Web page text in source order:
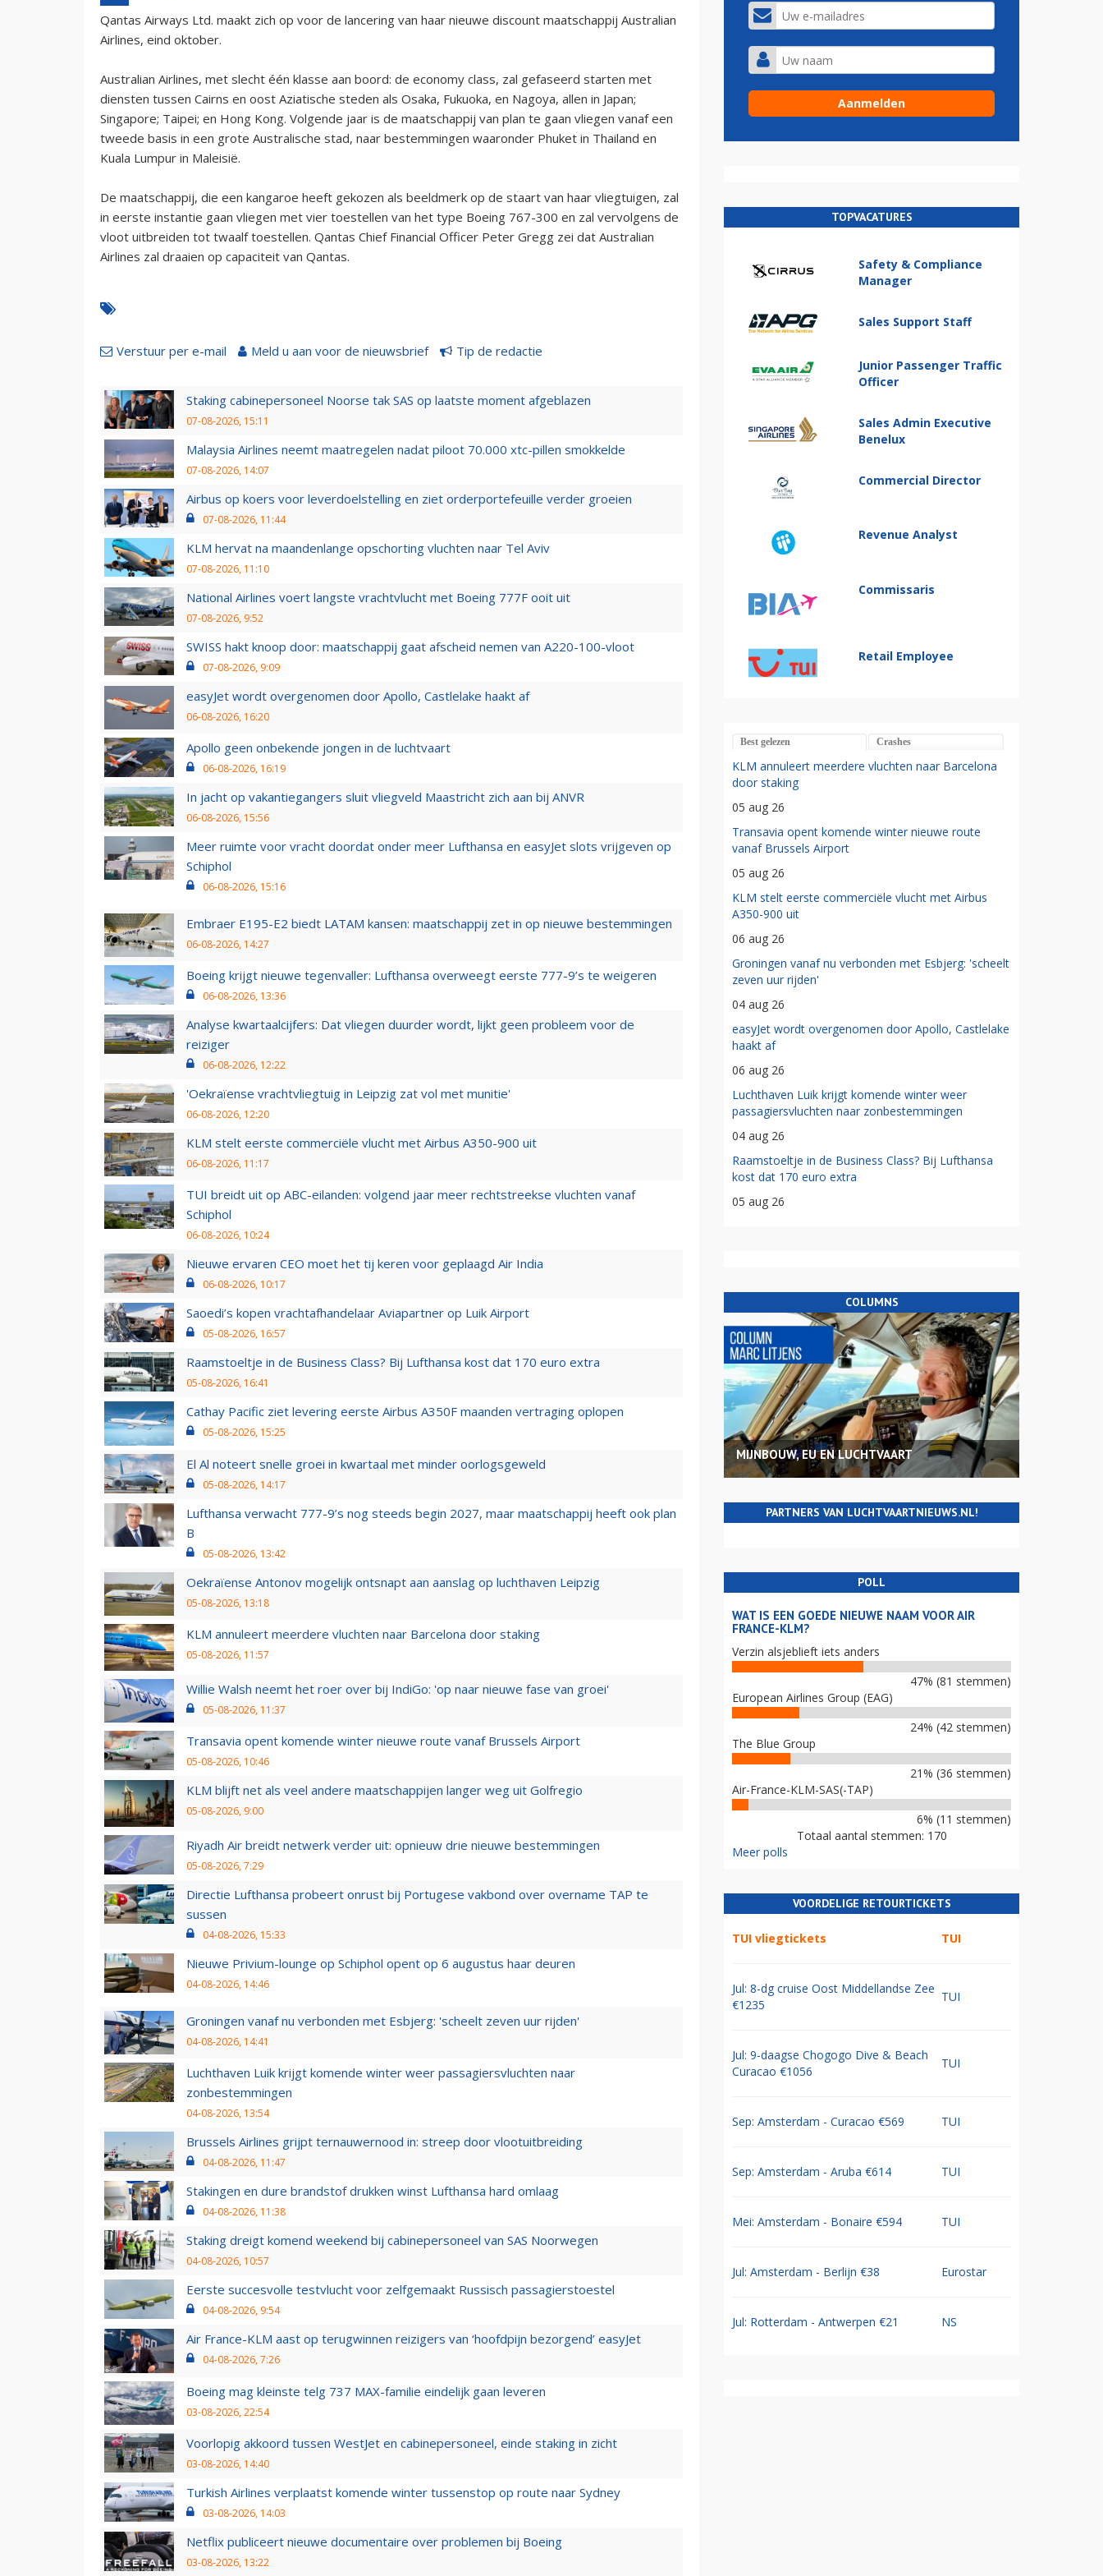
Qantas Airways Ltd. maakt zich op voor de lancering van haar nieuwe discount maatschappij Australian
Airlines, eind oktober.
Australian Airlines, met slecht één klasse aan boord: de economy class, zal gefaseerd starten met
diensten tussen Cairns en oost Aziatische steden als Osaka, Fukuoka, en Nagoya, allen in Japan;
Singapore; Taipei; en Hong Kong. Volgende jaar is de maatschappij van plan te gaan vliegen vanaf een
tweede basis in een grote Australische stad, naar bestemmingen waaronder Phuket in Thailand en
Kuala Lumpur in Maleisië.
De maatschappij, die een kangaroe heeft gekozen als beeldmerk op de staart van haar vliegtuigen, zal
in eerste instantie gaan vliegen met vier toestellen van het type Boeing 767-300 en zal vervolgens de
vloot uitbreiden tot twaalf toestellen. Qantas Chief Financial Officer Peter Gregg zei dat Australian
Airlines zal draaien op capaciteit van Qantas.
Verstuur per e-mail Meld u aan voor de nieuwsbrief Tip de redactie
Staking cabinepersoneel Noorse tak SAS op laatste moment afgeblazen
07-08-2026, 15:11
Malaysia Airlines neemt maatregelen nadat piloot 70.000 xtc-pillen smokkelde
07-08-2026, 14:07
Airbus op koers voor leverdoelstelling en ziet orderportefeuille verder groeien
07-08-2026, 11:44
KLM hervat na maandenlange opschorting vluchten naar Tel Aviv
07-08-2026, 11:10
National Airlines voert langste vrachtvlucht met Boeing 777F ooit uit
07-08-2026, 9:52
SWISS hakt knoop door: maatschappij gaat afscheid nemen van A220-100-vloot
07-08-2026, 9:09
easyJet wordt overgenomen door Apollo, Castlelake haakt af
06-08-2026, 16:20
Apollo geen onbekende jongen in de luchtvaart
06-08-2026, 16:19
In jacht op vakantiegangers sluit vliegveld Maastricht zich aan bij ANVR
06-08-2026, 15:56
Meer ruimte voor vracht doordat onder meer Lufthansa en easyJet slots vrijgeven op
Schiphol
06-08-2026, 15:16
Embraer E195-E2 biedt LATAM kansen: maatschappij zet in op nieuwe bestemmingen
06-08-2026, 14:27
Boeing krijgt nieuwe tegenvaller: Lufthansa overweegt eerste 777-9’s te weigeren
06-08-2026, 13:36
Analyse kwartaalcijfers: Dat vliegen duurder wordt, lijkt geen probleem voor de
reiziger
06-08-2026, 12:22
'Oekraïense vrachtvliegtuig in Leipzig zat vol met munitie'
06-08-2026, 12:20
KLM stelt eerste commerciële vlucht met Airbus A350-900 uit
06-08-2026, 11:17
TUI breidt uit op ABC-eilanden: volgend jaar meer rechtstreekse vluchten vanaf
Schiphol
06-08-2026, 10:24
Nieuwe ervaren CEO moet het tij keren voor geplaagd Air India
06-08-2026, 10:17
Saoedi’s kopen vrachtafhandelaar Aviapartner op Luik Airport
05-08-2026, 16:57
Raamstoeltje in de Business Class? Bij Lufthansa kost dat 170 euro extra
05-08-2026, 16:41
Cathay Pacific ziet levering eerste Airbus A350F maanden vertraging oplopen
05-08-2026, 15:25
El Al noteert snelle groei in kwartaal met minder oorlogsgeweld
05-08-2026, 14:17
Lufthansa verwacht 777-9’s nog steeds begin 2027, maar maatschappij heeft ook plan
B
05-08-2026, 13:42
Oekraïense Antonov mogelijk ontsnapt aan aanslag op luchthaven Leipzig
05-08-2026, 13:18
KLM annuleert meerdere vluchten naar Barcelona door staking
05-08-2026, 11:57
Willie Walsh neemt het roer over bij IndiGo: 'op naar nieuwe fase van groei'
05-08-2026, 11:37
Transavia opent komende winter nieuwe route vanaf Brussels Airport
05-08-2026, 10:46
KLM blijft net als veel andere maatschappijen langer weg uit Golfregio
05-08-2026, 9:00
Riyadh Air breidt netwerk verder uit: opnieuw drie nieuwe bestemmingen
05-08-2026, 7:29
Directie Lufthansa probeert onrust bij Portugese vakbond over overname TAP te
sussen
04-08-2026, 15:33
Nieuwe Privium-lounge op Schiphol opent op 6 augustus haar deuren
04-08-2026, 14:46
Groningen vanaf nu verbonden met Esbjerg: 'scheelt zeven uur rijden'
04-08-2026, 14:41
Luchthaven Luik krijgt komende winter weer passagiersvluchten naar
zonbestemmingen
04-08-2026, 13:54
Brussels Airlines grijpt ternauwernood in: streep door vlootuitbreiding
04-08-2026, 11:47
Stakingen en dure brandstof drukken winst Lufthansa hard omlaag
04-08-2026, 11:38
Staking dreigt komend weekend bij cabinepersoneel van SAS Noorwegen
04-08-2026, 10:57
Eerste succesvolle testvlucht voor zelfgemaakt Russisch passagierstoestel
04-08-2026, 9:54
Air France-KLM aast op terugwinnen reizigers van ‘hoofdpijn bezorgend’ easyJet
04-08-2026, 7:26
Boeing mag kleinste telg 737 MAX-familie eindelijk gaan leveren
03-08-2026, 22:54
Voorlopig akkoord tussen WestJet en cabinepersoneel, einde staking in zicht
03-08-2026, 14:40
Turkish Airlines verplaatst komende winter tussenstop op route naar Sydney
03-08-2026, 14:03
Netflix publiceert nieuwe documentaire over problemen bij Boeing
03-08-2026, 13:22
TOPVACATURES
Safety & Compliance
Manager
Sales Support Staff
Junior Passenger Traffic
Officer
Sales Admin Executive
Benelux
Commercial Director
Revenue Analyst
Commissaris
Retail Employee
Best gelezen Crashes
KLM annuleert meerdere vluchten naar Barcelona
door staking
05 aug 26
Transavia opent komende winter nieuwe route
vanaf Brussels Airport
05 aug 26
KLM stelt eerste commerciële vlucht met Airbus
A350-900 uit
06 aug 26
Groningen vanaf nu verbonden met Esbjerg: 'scheelt
zeven uur rijden'
04 aug 26
easyJet wordt overgenomen door Apollo, Castlelake
haakt af
06 aug 26
Luchthaven Luik krijgt komende winter weer
passagiersvluchten naar zonbestemmingen
04 aug 26
Raamstoeltje in de Business Class? Bij Lufthansa
kost dat 170 euro extra
05 aug 26
COLUMNS
MIJNBOUW, EU EN LUCHTVAART
PARTNERS VAN LUCHTVAARTNIEUWS.NL!
POLL
WAT IS EEN GOEDE NIEUWE NAAM VOOR AIR
FRANCE-KLM?
Verzin alsjeblieft iets anders
47% (81 stemmen)
European Airlines Group (EAG)
24% (42 stemmen)
The Blue Group
21% (36 stemmen)
Air-France-KLM-SAS(-TAP)
6% (11 stemmen)
Totaal aantal stemmen: 170
Meer polls
VOORDELIGE RETOURTICKETS
TUI vliegtickets TUI
Jul: 8-dg cruise Oost Middellandse Zee
€1235
TUI
Jul: 9-daagse Chogogo Dive & Beach
Curacao €1056
TUI
Sep: Amsterdam - Curacao €569 TUI
Sep: Amsterdam - Aruba €614 TUI
Mei: Amsterdam - Bonaire €594 TUI
Jul: Amsterdam - Berlijn €38 Eurostar
Jul: Rotterdam - Antwerpen €21 NS